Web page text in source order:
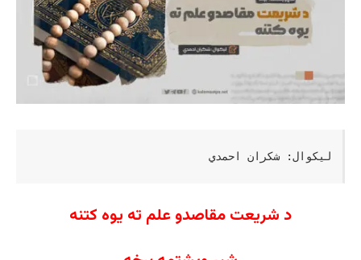
لیکوال: شکران احمدي
د شریعت مقاصدو علم ته يوه کتنه